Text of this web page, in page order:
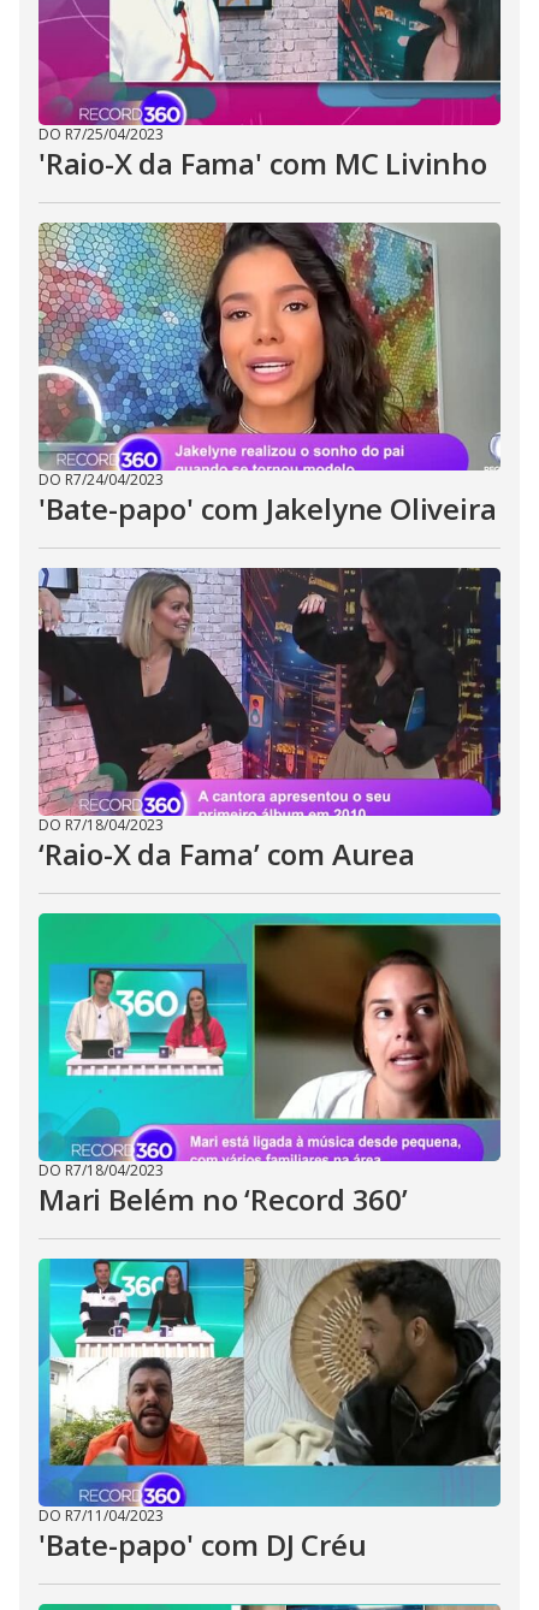
DO R7/25/04/2023
'Raio-X da Fama' com MC Livinho
DO R7/24/04/2023
'Bate-papo' com Jakelyne Oliveira
DO R7/18/04/2023
‘Raio-X da Fama’ com Aurea
DO R7/18/04/2023
Mari Belém no ‘Record 360’
DO R7/11/04/2023
'Bate-papo' com DJ Créu